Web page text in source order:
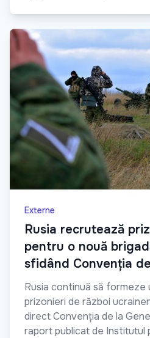
Externe
Rusia recrutează
pentru o nouă
sfidând Convenția
Rusia continuă să formeze
prizonieri de război
direct Convenția de la
raport publicat de Institutul